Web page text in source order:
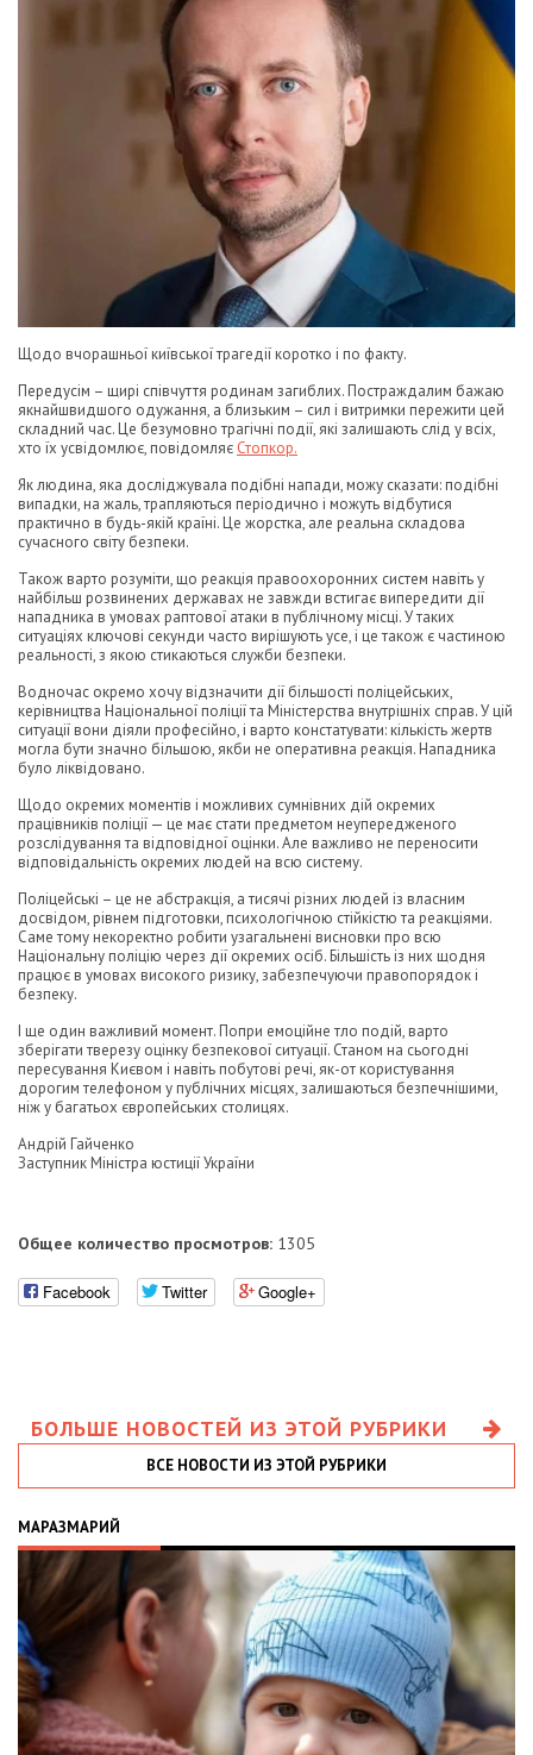
Щодо вчорашньої київської трагедії коротко і по факту.
Передусім – щирі співчуття родинам загиблих. Постраждалим бажаю
якнайшвидшого одужання, а близьким – сил і витримки пережити цей
складний час. Це безумовно трагічні події, які залишають слід у всіх,
хто їх усвідомлює, повідомляє Стопкор.
Як людина, яка досліджувала подібні напади, можу сказати: подібні
випадки, на жаль, трапляються періодично і можуть відбутися
практично в будь-якій країні. Це жорстка, але реальна складова
сучасного світу безпеки.
Також варто розуміти, що реакція правоохоронних систем навіть у
найбільш розвинених державах не завжди встигає випередити дії
нападника в умовах раптової атаки в публічному місці. У таких
ситуаціях ключові секунди часто вирішують усе, і це також є частиною
реальності, з якою стикаються служби безпеки.
Водночас окремо хочу відзначити дії більшості поліцейських,
керівництва Національної поліції та Міністерства внутрішніх справ. У цій
ситуації вони діяли професійно, і варто констатувати: кількість жертв
могла бути значно більшою, якби не оперативна реакція. Нападника
було ліквідовано.
Щодо окремих моментів і можливих сумнівних дій окремих
працівників поліції — це має стати предметом неупередженого
розслідування та відповідної оцінки. Але важливо не переносити
відповідальність окремих людей на всю систему.
Поліцейські – це не абстракція, а тисячі різних людей із власним
досвідом, рівнем підготовки, психологічною стійкістю та реакціями.
Саме тому некоректно робити узагальнені висновки про всю
Національну поліцію через дії окремих осіб. Більшість із них щодня
працює в умовах високого ризику, забезпечуючи правопорядок і
безпеку.
І ще один важливий момент. Попри емоційне тло подій, варто
зберігати тверезу оцінку безпекової ситуації. Станом на сьогодні
пересування Києвом і навіть побутові речі, як-от користування
дорогим телефоном у публічних місцях, залишаються безпечнішими,
ніж у багатьох європейських столицях.
Андрій Гайченко
Заступник Міністра юстиції України
Общее количество просмотров: 1305
Facebook Twitter Google+
БОЛЬШЕ НОВОСТЕЙ ИЗ ЭТОЙ РУБРИКИ
ВСЕ НОВОСТИ ИЗ ЭТОЙ РУБРИКИ
МАРАЗМАРИЙ